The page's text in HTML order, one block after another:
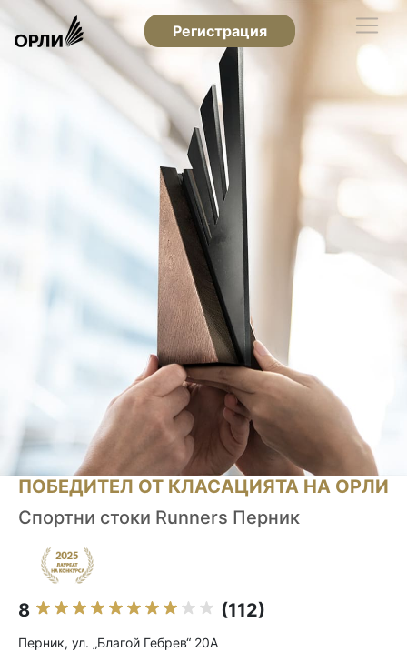
Регистрация
ПОБЕДИТЕЛ ОТ КЛАСАЦИЯТА НА ОРЛИ
Спортни стоки Runners Перник
8 (112)
Перник, ул. „Благой Гебрев“ 20А